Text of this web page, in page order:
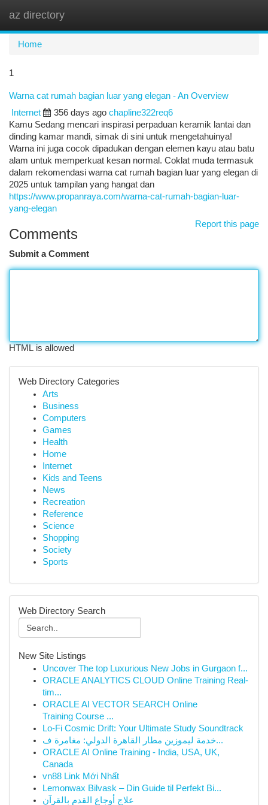
az directory
Home
1
Warna cat rumah bagian luar yang elegan - An Overview
Internet
356 days ago chapline322req6
Kamu Sedang mencari inspirasi perpaduan keramik lantai dan
dinding kamar mandi, simak di sini untuk mengetahuinya!
Warna ini juga cocok dipadukan dengan elemen kayu atau batu
alam untuk memperkuat kesan normal. Coklat muda termasuk
dalam rekomendasi warna cat rumah bagian luar yang elegan di
2025 untuk tampilan yang hangat dan
https://www.propanraya.com/warna-cat-rumah-bagian-luar-
yang-elegan
Report this page
Comments
Submit a Comment
HTML is allowed
Web Directory Categories
Arts
Business
Computers
Games
Health
Home
Internet
Kids and Teens
News
Recreation
Reference
Science
Shopping
Society
Sports
Web Directory Search
New Site Listings
Uncover The top Luxurious New Jobs in Gurgaon f...
ORACLE ANALYTICS CLOUD Online Training Real-
tim...
ORACLE AI VECTOR SEARCH Online
Training Course ...
Lo-Fi Cosmic Drift: Your Ultimate Study Soundtrack
خدمة ليموزين مطار القاهرة الدولي: مغامرة ف...
ORACLE AI Online Training - India, USA, UK,
Canada
vn88 Link Mới Nhất
Lemonwax Bilvask – Din Guide til Perfekt Bi...
علاج أوجاع القدم بالقرآن